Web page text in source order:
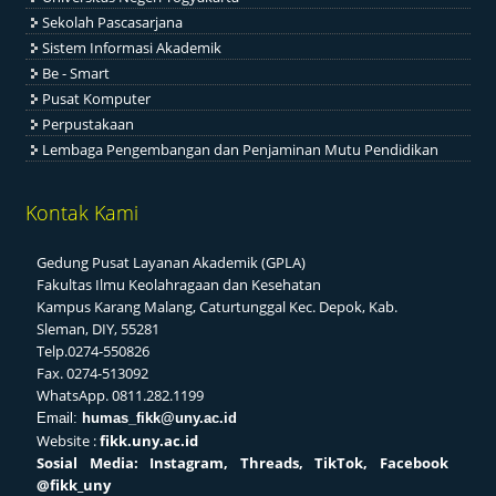
Sekolah Pascasarjana
Sistem Informasi Akademik
Be - Smart
Pusat Komputer
Perpustakaan
Lembaga Pengembangan dan Penjaminan Mutu Pendidikan
Kontak Kami
Gedung Pusat Layanan Akademik (GPLA)
Fakultas Ilmu Keolahragaan dan Kesehatan
Kampus Karang Malang, Caturtunggal Kec. Depok, Kab.
Sleman, DIY, 55281
Telp.0274-550826
Fax. 0274-513092
WhatsApp. 0811.282.1199
Email: humas_fikk@uny.ac.id
Website :fikk.uny.ac.id
Sosial
Media: Instagram, Threads, TikTok, Facebook
@fikk_uny